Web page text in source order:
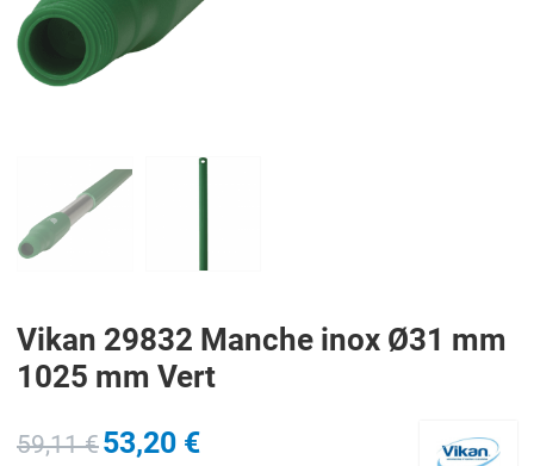
Vikan 29832 Manche inox Ø31 mm
1025 mm Vert
59,11 €53,20 €